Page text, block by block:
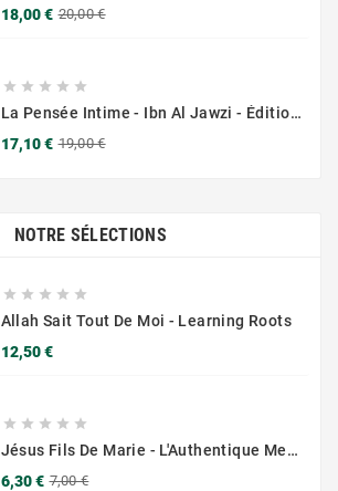
18,00 € 20,00 €
    
La Pensée Intime - Ibn Al Jawzi - Éditions Chama (Al Azhar)
17,10 € 19,00 €
NOTRE SÉLECTIONS
    
Allah Sait Tout De Moi - Learning Roots
12,50 €Prix
    
Jésus Fils De Marie - L'Authentique Message - Éditions Chama (Al Azhar)
6,30 € 7,00 €